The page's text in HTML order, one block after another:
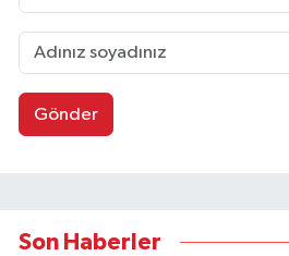
Gönder
Son Haberler